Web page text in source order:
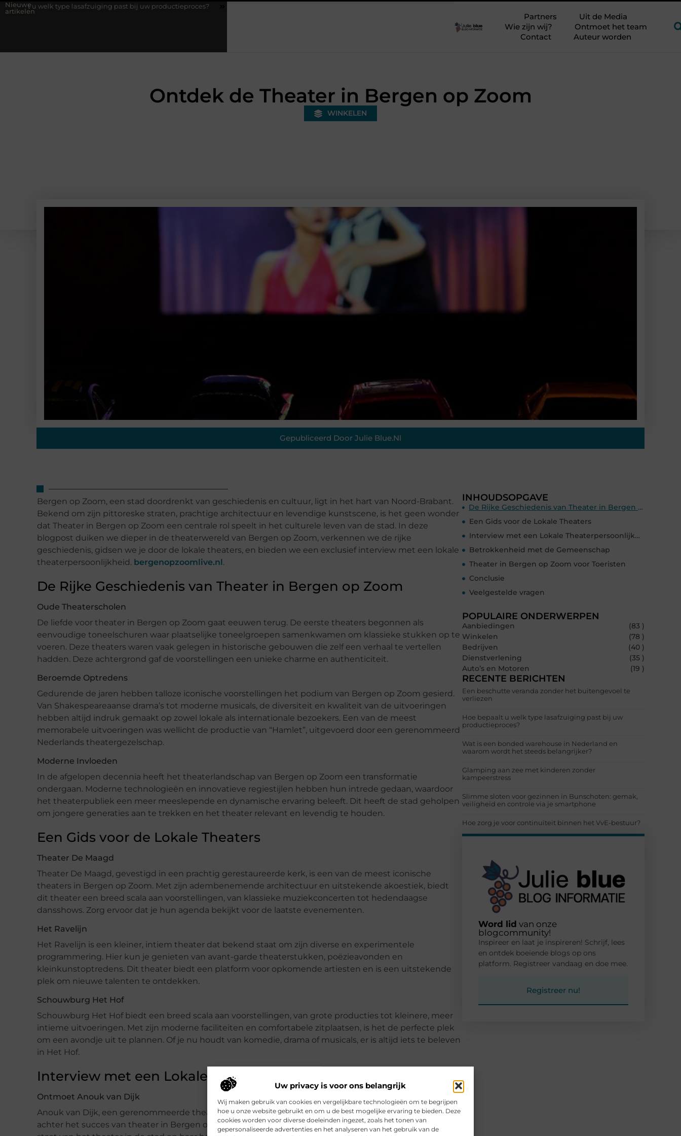
Uw privacy is voor ons belangrijk
Wij maken gebruik van cookies en vergelijkbare technologieën om te begrijpen
hoe u onze website gebruikt en om u de best mogelijke ervaring te bieden. Deze
cookies worden voor diverse doeleinden ingezet, zoals het tonen van
gepersonaliseerde advertenties en het analyseren van het gebruik van de
Nieuwe
artikelen
type lasafzuiging past bij uw productieproces? Wat is een bonded warehouse in Nederland en waarom wordt het steeds belangrijker?
Partners
Uit de Media
Wie zijn wij?
Ontmoet het team
Contact
Auteur worden
Ontdek de Theater in Bergen op Zoom
WINKELEN
Gepubliceerd Door Julie Blue.nl
Bergen op Zoom, een stad doordrenkt van geschiedenis en cultuur, ligt in het hart van Noord-Brabant.
Bekend om zijn pittoreske straten, prachtige architectuur en levendige kunstscene, is het geen wonder
dat Theater in Bergen op Zoom een centrale rol speelt in het culturele leven van de stad. In deze
blogpost duiken we dieper in de theaterwereld van Bergen op Zoom, verkennen we de rijke
geschiedenis, gidsen we je door de lokale theaters, en bieden we een exclusief interview met een lokale
theaterpersoonlijkheid. bergenopzoomlive.nl .
De Rijke Geschiedenis van Theater in Bergen op Zoom
Oude Theaterscholen
De liefde voor theater in Bergen op Zoom gaat eeuwen terug. De eerste theaters begonnen als
eenvoudige toneelschuren waar plaatselijke toneelgroepen samenkwamen om klassieke stukken op te
voeren. Deze theaters waren vaak gelegen in historische gebouwen die zelf een verhaal te vertellen
hadden. Deze achtergrond gaf de voorstellingen een unieke charme en authenticiteit.
Beroemde Optredens
Gedurende de jaren hebben talloze iconische voorstellingen het podium van Bergen op Zoom gesierd.
Van Shakespeareaanse drama’s tot moderne musicals, de diversiteit en kwaliteit van de uitvoeringen
hebben altijd indruk gemaakt op zowel lokale als internationale bezoekers. Een van de meest
memorabele uitvoeringen was wellicht de productie van “Hamlet”, uitgevoerd door een gerenommeerd
Nederlands theatergezelschap.
Moderne Invloeden
In de afgelopen decennia heeft het theaterlandschap van Bergen op Zoom een transformatie
ondergaan. Moderne technologieën en innovatieve regiestijlen hebben hun intrede gedaan, waardoor
het theaterpubliek een meer meeslepende en dynamische ervaring beleeft. Dit heeft de stad geholpen
om jongere generaties aan te trekken en het theater relevant en levendig te houden.
Een Gids voor de Lokale Theaters
Theater De Maagd
Theater De Maagd, gevestigd in een prachtig gerestaureerde kerk, is een van de meest iconische
theaters in Bergen op Zoom. Met zijn adembenemende architectuur en uitstekende akoestiek, biedt
dit theater een breed scala aan voorstellingen, van klassieke muziekconcerten tot hedendaagse
dansshows. Zorg ervoor dat je hun agenda bekijkt voor de laatste evenementen.
Het Ravelijn
Het Ravelijn is een kleiner, intiem theater dat bekend staat om zijn diverse en experimentele
programmering. Hier kun je genieten van avant-garde theaterstukken, poëzieavonden en
kleinkunstoptredens. Dit theater biedt een platform voor opkomende artiesten en is een uitstekende
plek om nieuwe talenten te ontdekken.
Schouwburg Het Hof
Schouwburg Het Hof biedt een breed scala aan voorstellingen, van grote producties tot kleinere, meer
intieme uitvoeringen. Met zijn moderne faciliteiten en comfortabele zitplaatsen, is het de perfecte plek
om een avondje uit te plannen. Of je nu houdt van komedie, drama of musicals, er is altijd iets te beleven
in Het Hof.
Interview met een Lokale Theaterpersoonlijkheid
Ontmoet Anouk van Dijk
Anouk van Dijk, een gerenommeerde theaterregisseur en dramaturg, is een van de drijvende krachten
achter het succes van theater in Bergen op Zoom. In een recent interview deelde zij haar visie op de
INHOUDSOPGAVE
De Rijke Geschiedenis van Theater in Bergen op Zoom
Een Gids voor de Lokale Theaters
Interview met een Lokale Theaterpersoonlijkheid
Betrokkenheid met de Gemeenschap
Theater in Bergen op Zoom voor Toeristen
Conclusie
Veelgestelde vragen
POPULAIRE ONDERWERPEN
Aanbiedingen
(83 )
Winkelen
(78 )
Bedrijven
(40 )
Dienstverlening
(35 )
Auto’s en Motoren
(19 )
RECENTE BERICHTEN
Een beschutte veranda zonder het buitengevoel te
verliezen
Hoe bepaalt u welk type lasafzuiging past bij uw
productieproces?
Wat is een bonded warehouse in Nederland en
waarom wordt het steeds belangrijker?
Glamping aan zee met kinderen zonder
kampeerstress
Slimme sloten voor gezinnen in Bunschoten: gemak,
veiligheid en controle via je smartphone
Hoe zorg je voor continuïteit binnen het VvE-bestuur?
Word lid van onze
blogcommunity!
Inspireer en laat je inspireren! Schrijf, lees
en ontdek boeiende blogs op ons
platform. Registreer vandaag en doe mee.
Registreer nu!